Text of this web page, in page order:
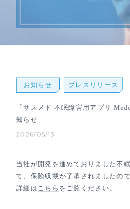
お知らせ プレスリリース
「サスメド 不眠障害用アプリ
知らせ
2026/05/13
当社が開発を進めておりました不
て、保険収載が了承されましたの
詳細は こちら をご覧ください。